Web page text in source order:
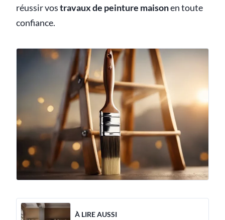
réussir vostravaux de peinture maisonen toute
confiance.
À LIRE AUSSI